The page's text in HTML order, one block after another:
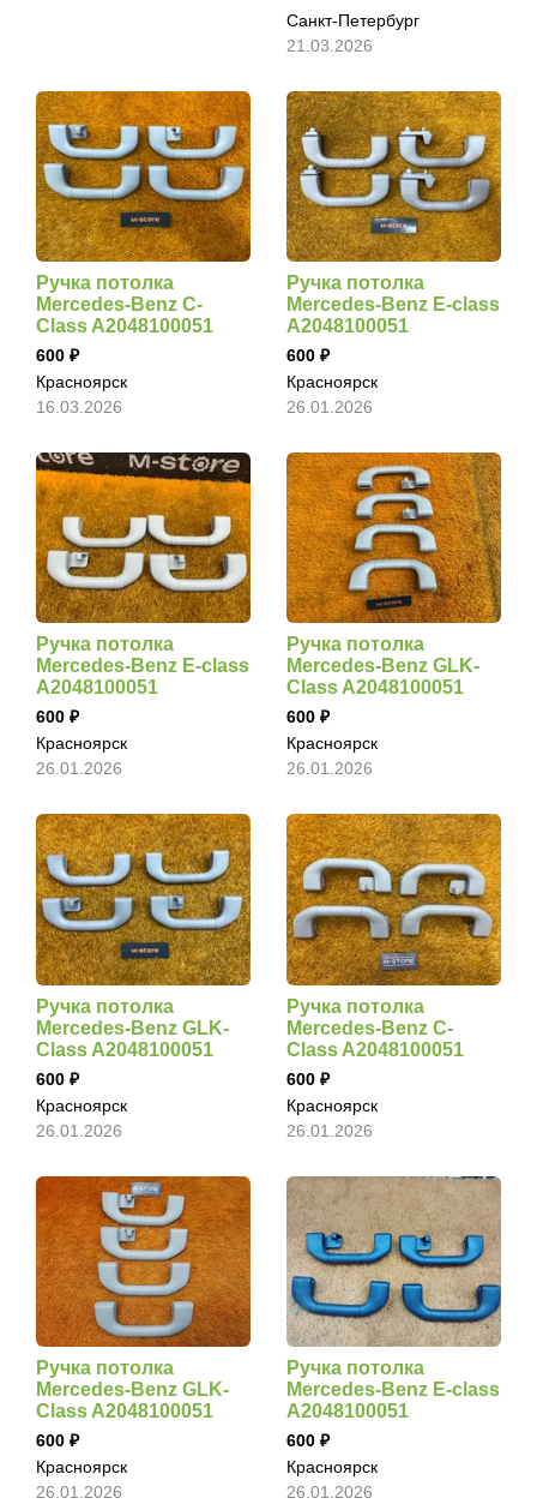
Санкт-Петербург
21.03.2026
Ручка потолка
Mercedes-Benz C-
Class A2048100051
600
Красноярск
16.03.2026
Ручка потолка
Mercedes-Benz E-class
A2048100051
600
Красноярск
26.01.2026
Ручка потолка
Mercedes-Benz E-class
A2048100051
600
Красноярск
26.01.2026
Ручка потолка
Mercedes-Benz GLK-
Class A2048100051
600
Красноярск
26.01.2026
Ручка потолка
Mercedes-Benz GLK-
Class A2048100051
600
Красноярск
26.01.2026
Ручка потолка
Mercedes-Benz C-
Class A2048100051
600
Красноярск
26.01.2026
Ручка потолка
Mercedes-Benz GLK-
Class A2048100051
600
Красноярск
26.01.2026
Ручка потолка
Mercedes-Benz E-class
A2048100051
600
Красноярск
26.01.2026